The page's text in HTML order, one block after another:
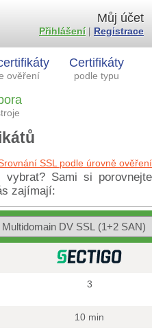
ověření
Certifikáty
podle typu
Můj účet
Přihlášení| Registrace
SSL podle úrovně ověření
Sami si porovnejte
zajímají:
3
10 min